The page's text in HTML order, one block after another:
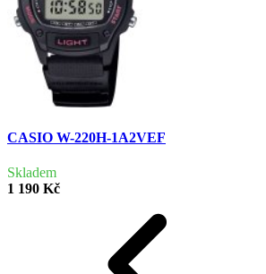
CASIO W-220H-1A2VEF
Skladem
1 190 Kč